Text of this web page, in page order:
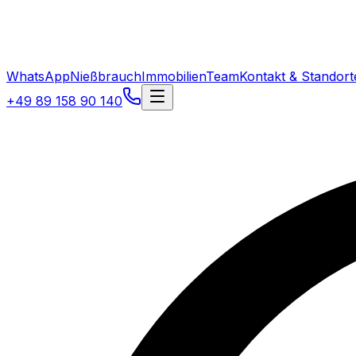
WhatsAppNießbrauchImmobilienTeamKontakt &
+49 89 158 90 140